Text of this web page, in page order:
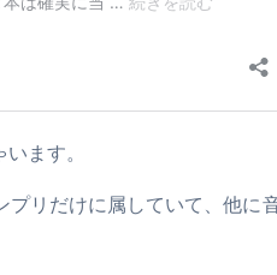
ます。
リだけに属していて、他に